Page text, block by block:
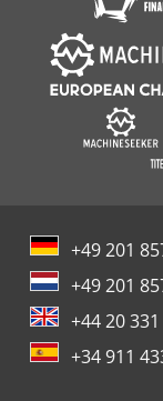
+49 201
+49 201
+44 20
+34 911